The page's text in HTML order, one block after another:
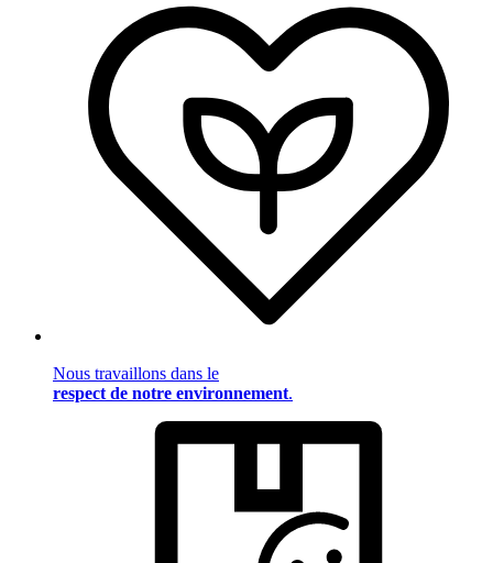
Nous travaillons dans le
respect de notre environnement.